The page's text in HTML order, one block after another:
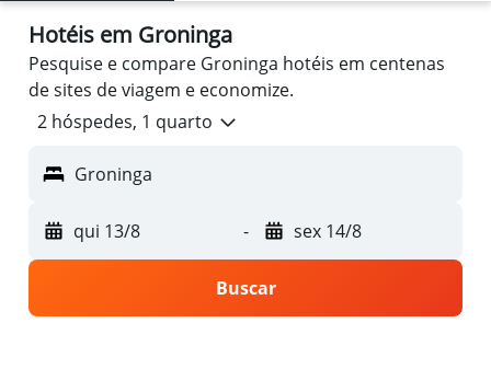
Hotéis em Groninga
Pesquise e compare Groninga hotéis em centenas
de sites de viagem e economize.
2 hóspedes, 1 quarto
Groninga
qui 13/8 - sex 14/8
Buscar